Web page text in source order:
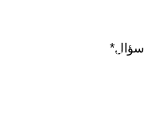
Solar Street Light
سؤال*